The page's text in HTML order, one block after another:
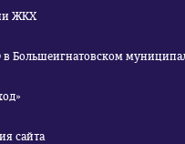
ЖКХ
Большеигнатовском
сайта